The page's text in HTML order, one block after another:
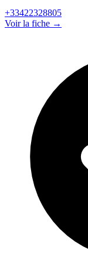
+33422328805
Voir la fiche →